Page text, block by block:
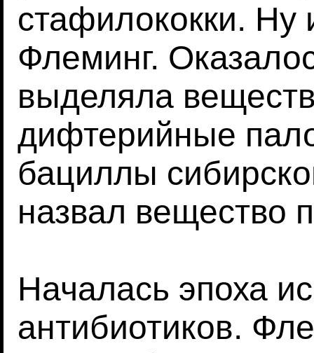
стафилококки. Ну
Флеминг.
выделяла
дифтерийные
бациллы
назвал вещество
Началась эпоха
антибиотиков.